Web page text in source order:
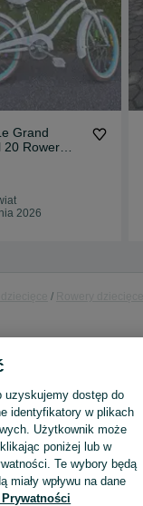
Grand
20 Rower
20 cali
2026
Wyświetlenia:
skontaktować się z
uzyskujemy dostęp do
identyfikatory w plikach
Użytkownik może
poniżej lub w
Te wybory będą
miały wpływu na dane